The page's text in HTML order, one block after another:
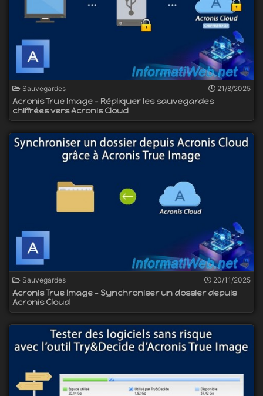
Sauvegardes 21/8/2025
Acronis True Image - Répliquer les sauvegardes
chiffrées vers Acronis Cloud
Sauvegardes 20/11/2025
Acronis True Image - Synchroniser un dossier depuis
Acronis Cloud